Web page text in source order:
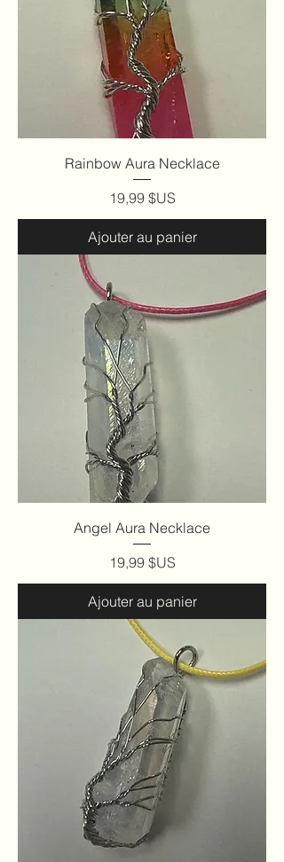
Rainbow Aura Necklace
Prix
19,99 $US
Ajouter au panier
Angel Aura Necklace
Prix
19,99 $US
Ajouter au panier